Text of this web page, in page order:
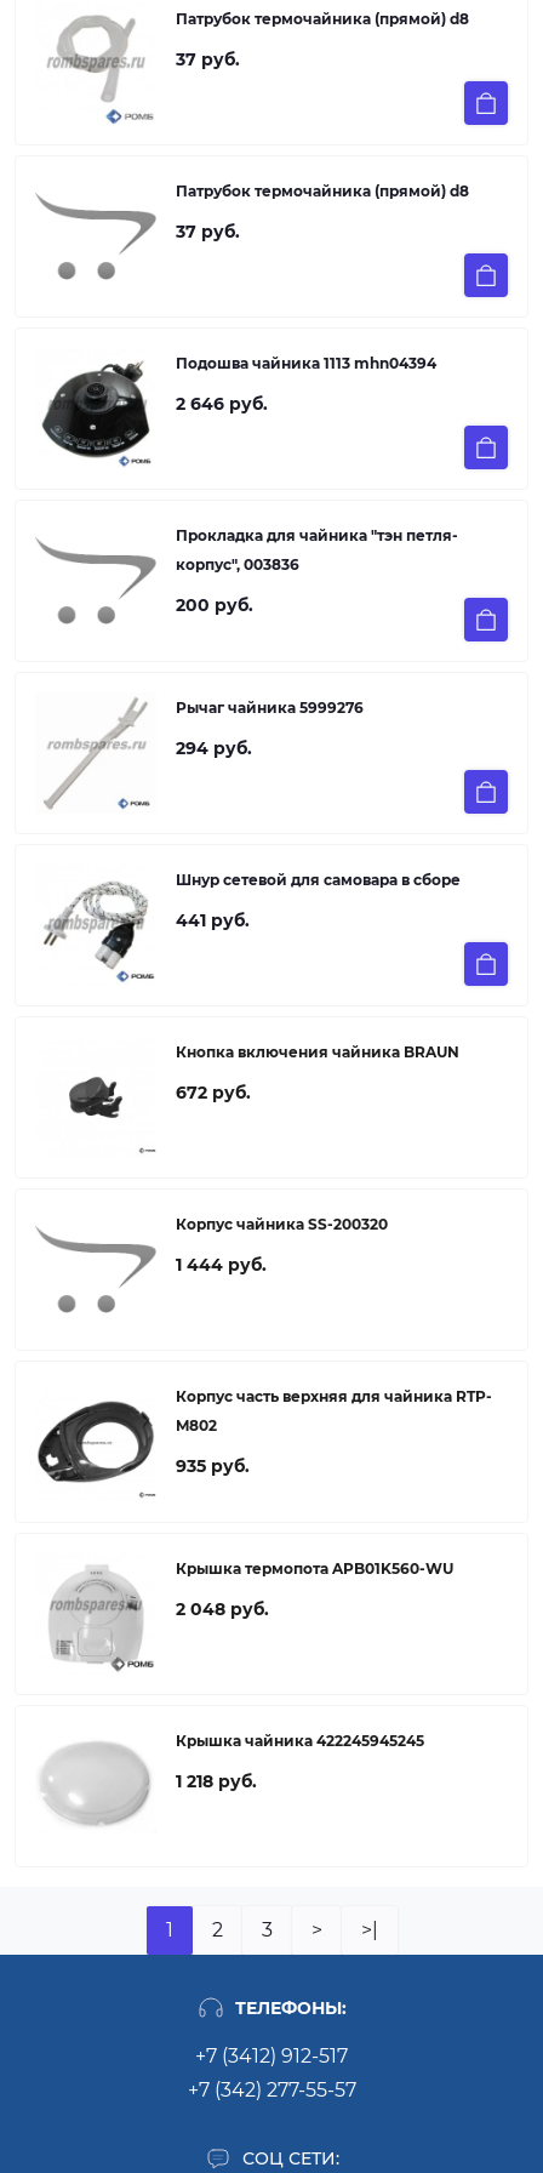
Патрубок термочайника (прямой) d8
37 руб.
Патрубок термочайника (прямой) d8
37 руб.
Подошва чайника 1113 mhn04394
2 646 руб.
Прокладка для чайника "тэн петля-
корпус", 003836
200 руб.
Рычаг чайника 5999276
294 руб.
Шнур сетевой для самовара в сборе
441 руб.
Кнопка включения чайника BRAUN
672 руб.
Корпус чайника SS-200320
1 444 руб.
Корпус часть верхняя для чайника RTP-
M802
935 руб.
Крышка термопота APB01K560-WU
2 048 руб.
Крышка чайника 422245945245
1 218 руб.
1 2 3 > >|
ТЕЛЕФОНЫ:
+7 (3412) 912-517
+7 (342) 277-55-57
СОЦ СЕТИ: